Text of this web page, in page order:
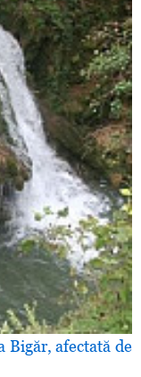
Bigăr, afectată de